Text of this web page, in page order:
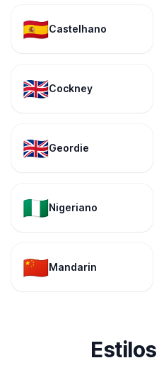
🇪🇸Castelhano
🇬🇧Cockney
🇬🇧Geordie
🇳🇬Nigeriano
🇨🇳Mandarin